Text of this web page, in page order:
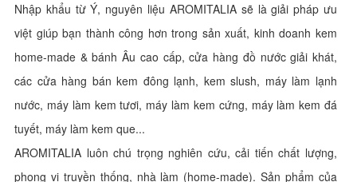
Nhập khẩu từ Ý, nguyên liệu AROMITALIA sẽ là giải pháp ưu
việt giúp bạn thành công hơn trong sản xuất, kinh doanh kem
home-made & bánh Âu cao cấp, cửa hàng đồ nước giải khát,
các cửa hàng bán kem đông lạnh, kem slush, máy làm lạnh
nước, máy làm kem tươi, máy làm kem cứng, máy làm kem đá
tuyết, máy làm kem que...
AROMITALIA luôn chú trọng nghiên cứu, cải tiến chất lượng,
phong vị truyền thống, nhà làm (home-made). Sản phẩm của